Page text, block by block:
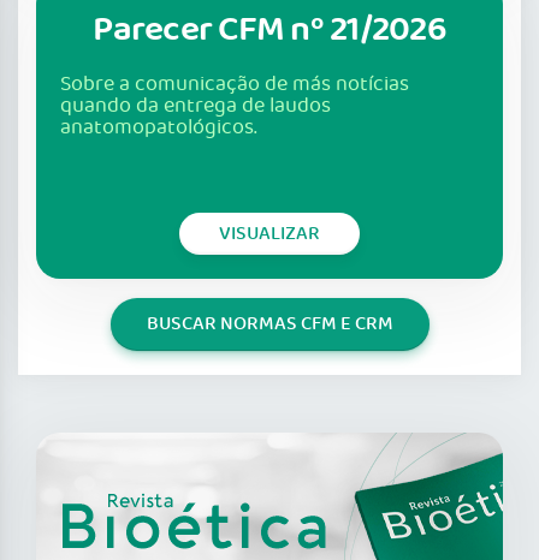
Parecer CFM nº 21/2026
Sobre a comunicação de más notícias
quando da entrega de laudos
anatomopatológicos.
VISUALIZAR
BUSCAR NORMAS CFM E CRM